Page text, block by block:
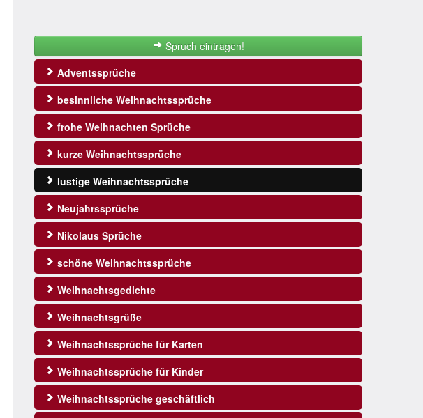
Spruch eintragen!
Adventssprüche
besinnliche Weihnachtssprüche
frohe Weihnachten Sprüche
kurze Weihnachtssprüche
lustige Weihnachtssprüche
Neujahrssprüche
Nikolaus Sprüche
schöne Weihnachtssprüche
Weihnachtsgedichte
Weihnachtsgrüße
Weihnachtssprüche für Karten
Weihnachtssprüche für Kinder
Weihnachtssprüche geschäftlich